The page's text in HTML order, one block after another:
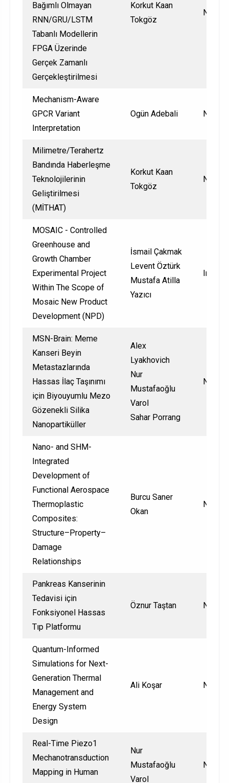
Bağımlı Olmayan
RNN/GRU/LSTM
Tabanlı Modellerin
FPGA Üzerinde
Gerçek Zamanlı
Gerçekleştirilmesi
Korkut Kaan
Tokgöz
Mechanism-Aware
GPCR Variant
Interpretation
Ogün Adebali
Milimetre/Terahertz
Bandında Haberleşme
Teknolojilerinin
Geliştirilmesi
(MİTHAT)
Korkut Kaan
Tokgöz
MOSAIC - Controlled
Greenhouse and
Growth Chamber
Experimental Project
Within The Scope of
Mosaic New Product
Development (NPD)
İsmail Çakmak
Levent Öztürk
Mustafa Atilla
Yazıcı
MSN-Brain: Meme
Kanseri Beyin
Metastazlarında
Hassas İlaç Taşınımı
için Biyouyumlu Mezo
Gözenekli Silika
Nanopartiküller
Alex
Lyakhovich
Nur
Mustafaoğlu
Varol
Sahar Porrang
Nano- and SHM-
Integrated
Development of
Functional Aerospace
Thermoplastic
Composites:
Structure–Property–
Damage
Relationships
Burcu Saner
Okan
Pankreas Kanserinin
Tedavisi için
Fonksiyonel Hassas
Tıp Platformu
Öznur Taştan
Quantum-Informed
Simulations for Next-
Generation Thermal
Management and
Energy System
Design
Ali Koşar
Real-Time Piezo1
Mechanotransduction
Mapping in Human
Nur
Mustafaoğlu
Varol